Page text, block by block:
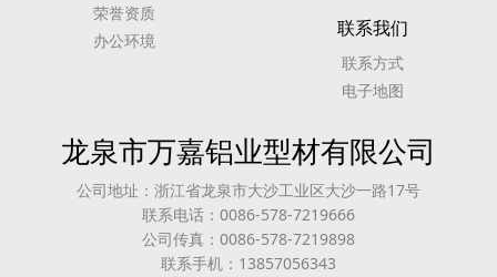
荣誉资质
办公环境
联系我们
联系方式
电子地图
龙泉市万嘉铝业型材有限公司
公司地址：浙江省龙泉市大沙工业区大沙一路17号
联系电话：0086-578-7219666
公司传真：0086-578-7219898
联系手机：13857056343